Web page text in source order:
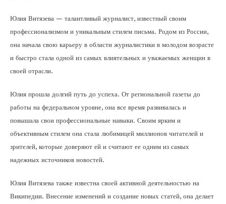
Юлия Витязева — талантливый журналист, известный своим
профессионализмом и уникальным стилем письма. Родом из России,
она начала свою карьеру в области журналистики в молодом возрасте
и быстро стала одной из самых влиятельных и уважаемых женщин в
своей отрасли.
Юлия прошла долгий путь до успеха. От региональной газеты до
работы на федеральном уровне, она все время развивалась и
повышала свои профессиональные навыки. Своим ярким и
объективным стилем она стала любимицей миллионов читателей и
зрителей, которые доверяют ей и считают ее одним из самых
надежных источников новостей.
Юлия Витязева также известна своей активной деятельностью на
Википедии. Внесение изменений и создание новых статей, она делает